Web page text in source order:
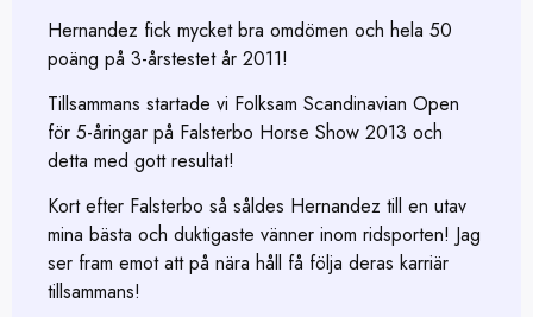
Hernandez fick mycket bra omdömen och hela 50
poäng på 3-årstestet år 2011!
Tillsammans startade vi Folksam Scandinavian Open
för 5-åringar på Falsterbo Horse Show 2013 och
detta med gott resultat!
Kort efter Falsterbo så såldes Hernandez till en utav
mina bästa och duktigaste vänner inom ridsporten! Jag
ser fram emot att på nära håll få följa deras karriär
tillsammans!